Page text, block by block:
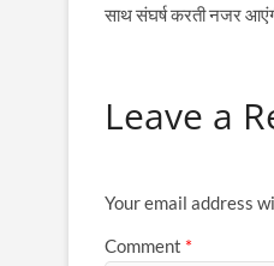
साथ संघर्ष करती नजर
Leave a
Your email address
Comment *